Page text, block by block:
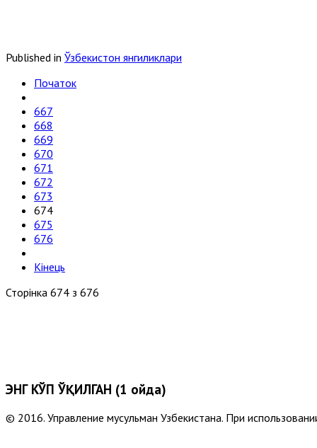
Published in Ўзбекистон янгиликлари
Початок
667
668
669
670
671
672
673
674
675
676
Кінець
Сторінка 674 з 676
ЭНГ КЎП ЎҚИЛГАН (1 ойда)
© 2016. Управление мусульман Узбекистана. При